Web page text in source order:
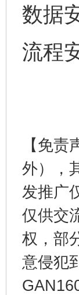
数据
流程
【免
外），
发推广
仅供交
权，部
意侵犯
受贿